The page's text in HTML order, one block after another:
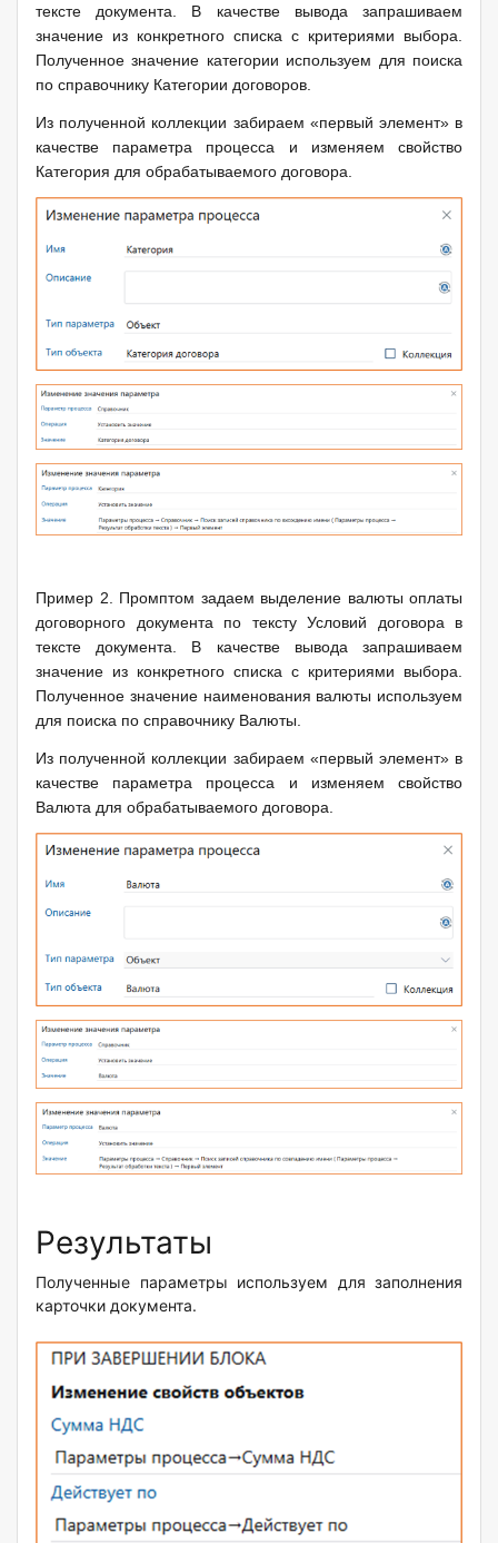
тексте документа. В качестве вывода запрашиваем
значение из конкретного списка с критериями выбора.
Полученное значение категории используем для поиска
по справочнику Категории договоров.
Из полученной коллекции забираем «первый элемент» в
качестве параметра процесса и изменяем свойство
Категория для обрабатываемого договора.
Пример 2. Промптом задаем выделение валюты оплаты
договорного документа по тексту Условий договора в
тексте документа. В качестве вывода запрашиваем
значение из конкретного списка с критериями выбора.
Полученное значение наименования валюты используем
для поиска по справочнику Валюты.
Из полученной коллекции забираем «первый элемент» в
качестве параметра процесса и изменяем свойство
Валюта для обрабатываемого договора.
Результаты
Полученные параметры используем для заполнения
карточки документа.